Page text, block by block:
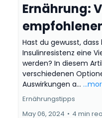
Ernährung:
Hast du gewusst,
Insulinresistenz eine
werden? In diesem
verschiedenen
Auswirkungen a...
Ernährungstipps
May 06, 2024 • 4 min